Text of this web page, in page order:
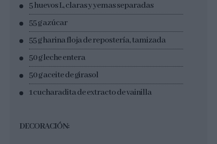
5 huevos L, claras y yemas separadas
55 g azúcar
55 g harina floja de repostería, tamizada
50 g leche entera
50 g aceite de girasol
1 cucharadita de extracto de vainilla
DECORACIÓN: